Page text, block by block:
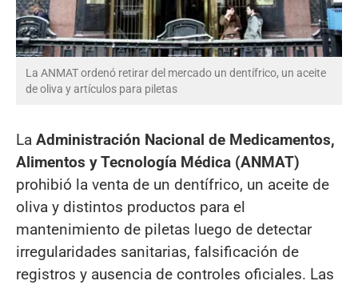
La ANMAT ordenó retirar del mercado un dentífrico, un aceite
de oliva y artículos para piletas
La Administración Nacional de Medicamentos,
Alimentos y Tecnología Médica (ANMAT)
prohibió la venta de un dentífrico, un aceite de
oliva y distintos productos para el
mantenimiento de piletas luego de detectar
irregularidades sanitarias, falsificación de
registros y ausencia de controles oficiales. Las